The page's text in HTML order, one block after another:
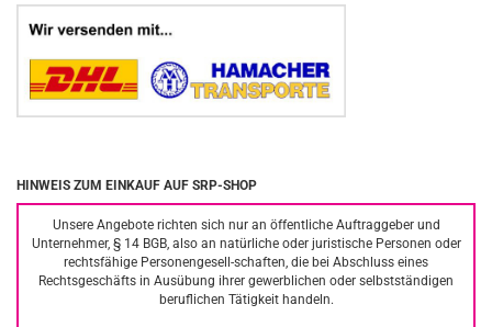
HINWEIS ZUM EINKAUF AUF SRP-SHOP
Unsere Angebote richten sich nur an öffentliche Auftraggeber und
Unternehmer, § 14 BGB, also an natürliche oder juristische Personen oder
rechtsfähige Personengesell-schaften, die bei Abschluss eines
Rechtsgeschäfts in Ausübung ihrer gewerblichen oder selbstständigen
beruflichen Tätigkeit handeln.